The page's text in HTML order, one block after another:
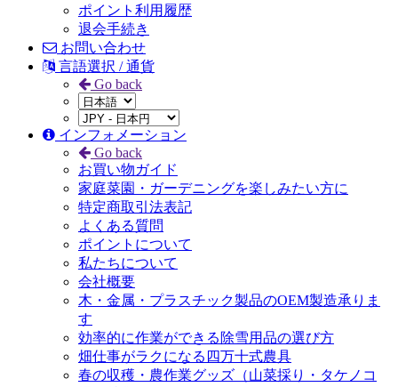
ポイント利用履歴
退会手続き
お問い合わせ
言語選択 / 通貨
Go back
インフォメーション
Go back
お買い物ガイド
家庭菜園・ガーデニングを楽しみたい方に
特定商取引法表記
よくある質問
ポイントについて
私たちについて
会社概要
木・金属・プラスチック製品のOEM製造承りま
す
効率的に作業ができる除雪用品の選び方
畑仕事がラクになる四万十式農具
春の収穫・農作業グッズ（山菜採り・タケノコ